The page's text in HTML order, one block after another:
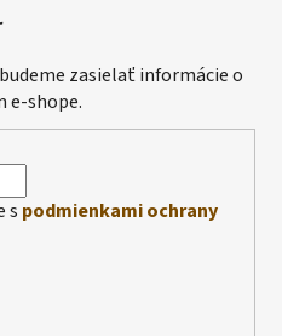
zasielať informácie o
e-shope.
s podmienkami ochrany